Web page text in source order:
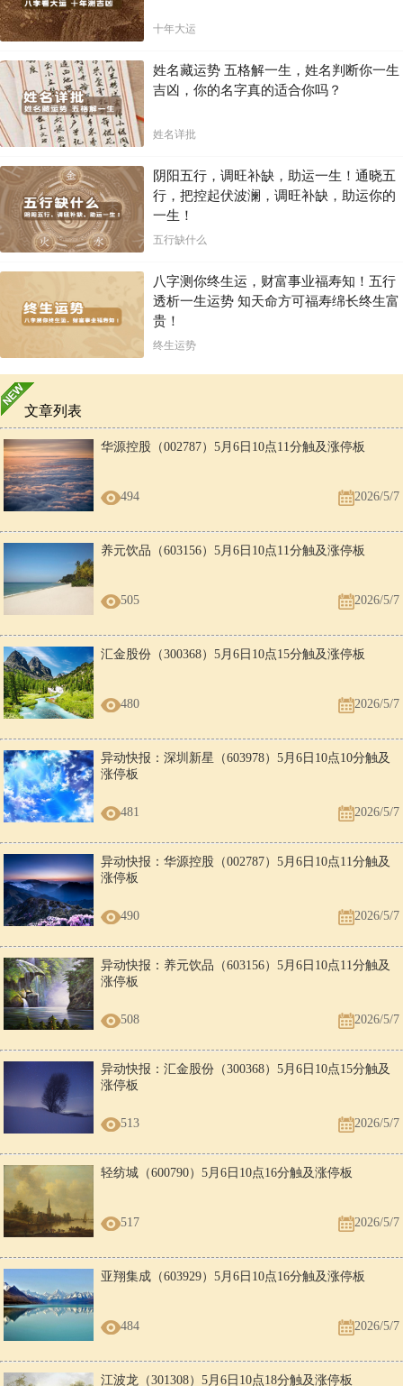
十年大运
姓名藏运势 五格解一生，姓名判断你一生
吉凶，你的名字真的适合你吗？
姓名详批
阴阳五行，调旺补缺，助运一生！通晓五
行，把控起伏波澜，调旺补缺，助运你的
一生！
五行缺什么
八字测你终生运，财富事业福寿知！五行
透析一生运势 知天命方可福寿绵长终生富
贵！
终生运势
文章列表
华源控股（002787）5月6日10点11分触及涨停板
494 2026/5/7
养元饮品（603156）5月6日10点11分触及涨停板
505 2026/5/7
汇金股份（300368）5月6日10点15分触及涨停板
480 2026/5/7
异动快报：深圳新星（603978）5月6日10点10分触及
涨停板
481 2026/5/7
异动快报：华源控股（002787）5月6日10点11分触及
涨停板
490 2026/5/7
异动快报：养元饮品（603156）5月6日10点11分触及
涨停板
508 2026/5/7
异动快报：汇金股份（300368）5月6日10点15分触及
涨停板
513 2026/5/7
轻纺城（600790）5月6日10点16分触及涨停板
517 2026/5/7
亚翔集成（603929）5月6日10点16分触及涨停板
484 2026/5/7
江波龙（301308）5月6日10点18分触及涨停板